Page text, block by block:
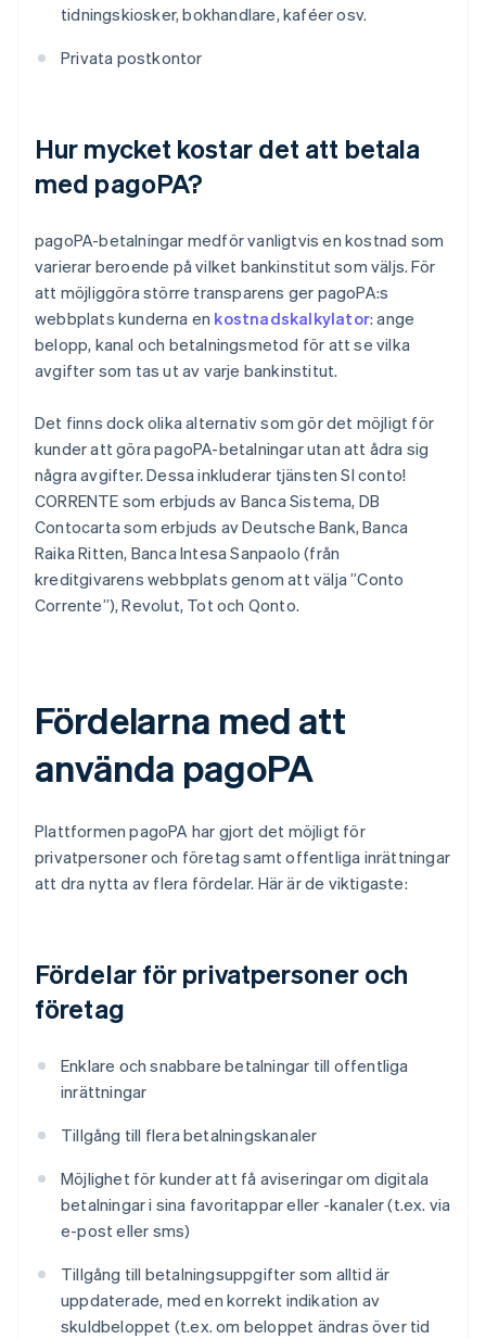
tidningskiosker, bokhandlare, kaféer osv.
Privata postkontor
Hur mycket kostar det att betala
med pagoPA?
pagoPA-betalningar medför vanligtvis en kostnad som
varierar beroende på vilket bankinstitut som väljs. För
att möjliggöra större transparens ger pagoPA:s
webbplats kunderna en kostnadskalkylator: ange
belopp, kanal och betalningsmetod för att se vilka
avgifter som tas ut av varje bankinstitut.
Det finns dock olika alternativ som gör det möjligt för
kunder att göra pagoPA-betalningar utan att ådra sig
några avgifter. Dessa inkluderar tjänsten SI conto!
CORRENTE som erbjuds av Banca Sistema, DB
Contocarta som erbjuds av Deutsche Bank, Banca
Raika Ritten, Banca Intesa Sanpaolo (från
kreditgivarens webbplats genom att välja ”Conto
Corrente”), Revolut, Tot och Qonto.
Fördelarna med att
använda pagoPA
Plattformen pagoPA har gjort det möjligt för
privatpersoner och företag samt offentliga inrättningar
att dra nytta av flera fördelar. Här är de viktigaste:
Fördelar för privatpersoner och
företag
Enklare och snabbare betalningar till offentliga
inrättningar
Tillgång till flera betalningskanaler
Möjlighet för kunder att få aviseringar om digitala
betalningar i sina favoritappar eller -kanaler (t.ex. via
e-post eller sms)
Tillgång till betalningsuppgifter som alltid är
uppdaterade, med en korrekt indikation av
skuldbeloppet (t.ex. om beloppet ändras över tid